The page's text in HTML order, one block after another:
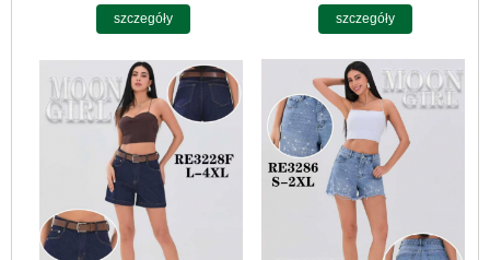
szczegóły szczegóły